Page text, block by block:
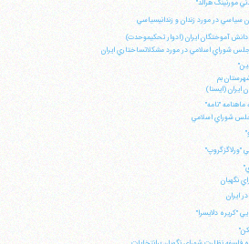
سایت رسمی آیت‌الله منتظری
مصلّی، بلوار شهید محمّد منتظری، كوچه
کد پستی: 3713744381